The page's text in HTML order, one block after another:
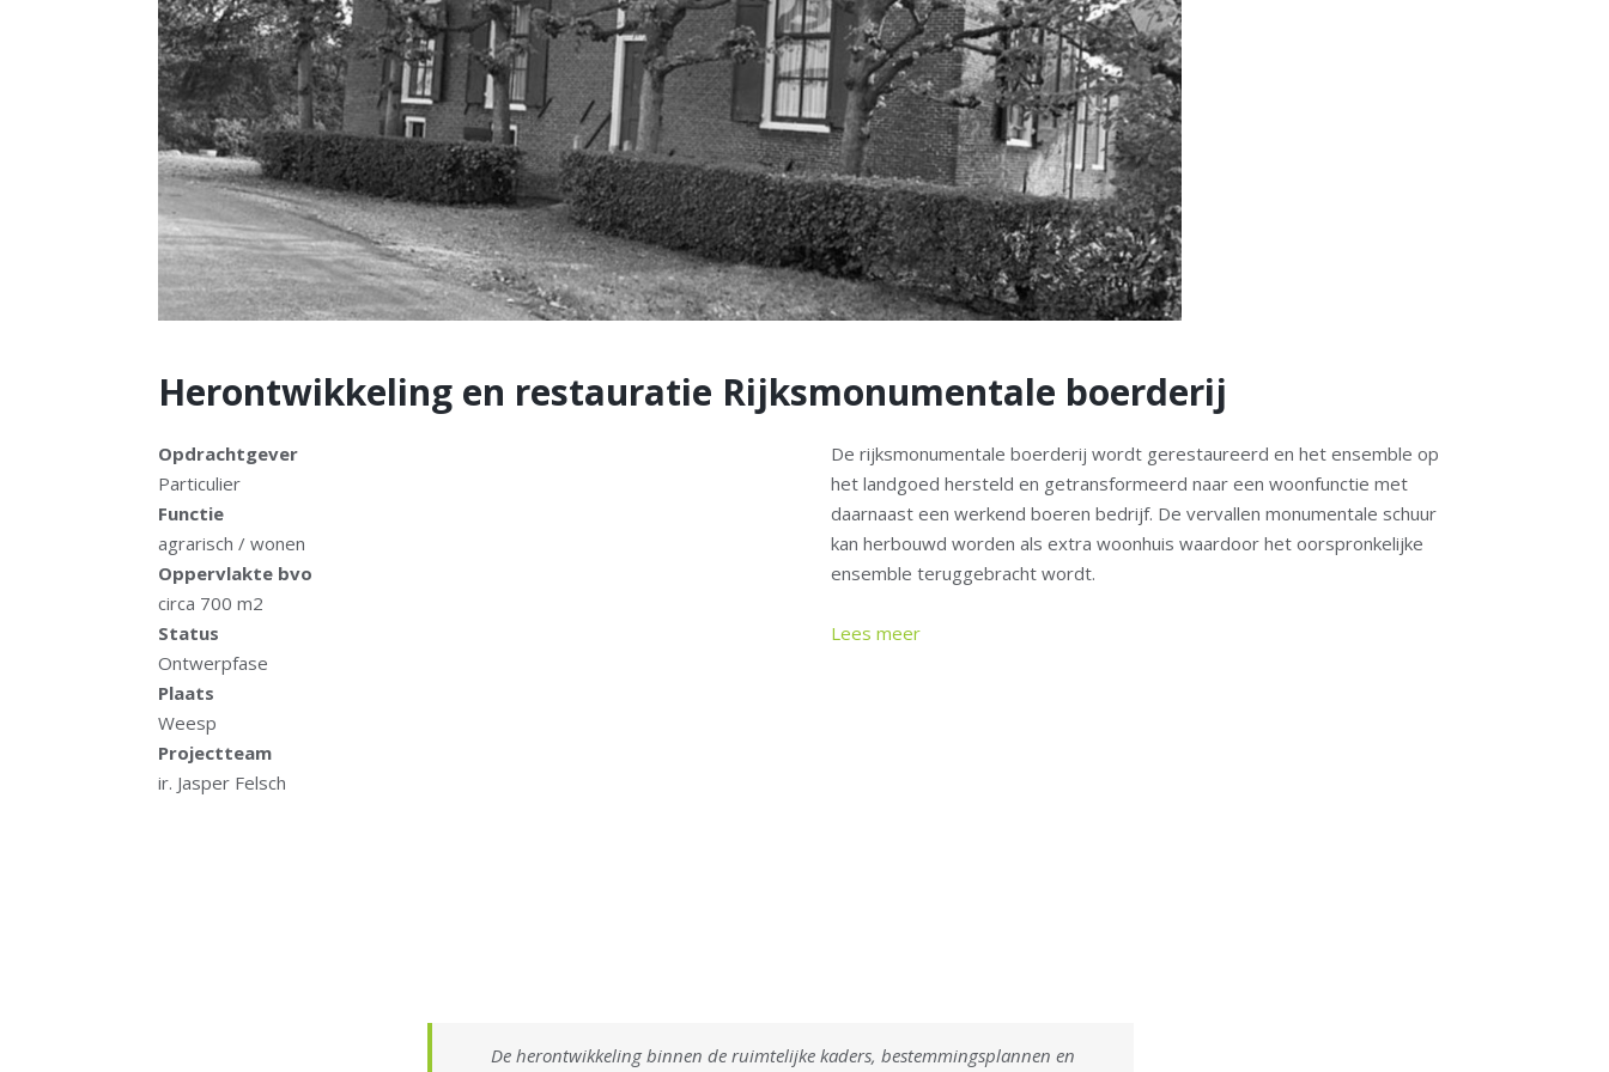
Herontwikkeling en restauratie Rijksmonumentale boerderij
Opdrachtgever
Particulier
Functie
agrarisch / wonen
Oppervlakte bvo
circa 700 m2
Status
Ontwerpfase
Plaats
Weesp
Projectteam
ir. Jasper Felsch
De rijksmonumentale boerderij wordt gerestaureerd en het ensemble op
het landgoed hersteld en getransformeerd naar een woonfunctie met
daarnaast een werkend boeren bedrijf. De vervallen monumentale schuur
kan herbouwd worden als extra woonhuis waardoor het oorspronkelijke
ensemble teruggebracht wordt.
Lees meer
De herontwikkeling binnen de ruimtelijke kaders, bestemmingsplannen en